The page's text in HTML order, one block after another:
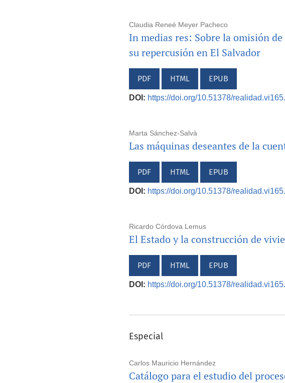
Claudia Reneé Meyer Pacheco
In medias res: Sobre la omisión
su repercusión en El Salvador
PDF HTML EPUB
DOI: https://doi.org/10.51378/
Marta Sánchez-Salvà
Las máquinas deseantes de la
PDF HTML EPUB
DOI: https://doi.org/10.51378/
Ricardo Córdova Lemus
El Estado y la construcción de
PDF HTML EPUB
DOI: https://doi.org/10.51378/
Especial
Carlos Mauricio Hernández
Catálogo para el estudio del